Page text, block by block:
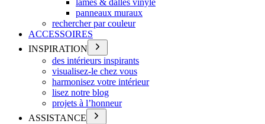
lames & dalles vinyle
panneaux muraux
rechercher par couleur
ACCESSOIRES
INSPIRATION
des intérieurs inspirants
visualisez-le chez vous
harmonisez votre intérieur
lisez notre blog
projets à l’honneur
ASSISTANCE